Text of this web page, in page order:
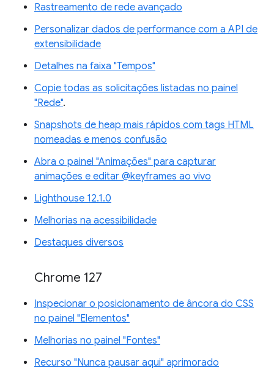
Rastreamento de rede avançado
Personalizar dados de performance com a API de
extensibilidade
Detalhes na faixa "Tempos"
Copie todas as solicitações listadas no painel
"Rede".
Snapshots de heap mais rápidos com tags HTML
nomeadas e menos confusão
Abra o painel "Animações" para capturar
animações e editar @keyframes ao vivo
Lighthouse 12.1.0
Melhorias na acessibilidade
Destaques diversos
Chrome 127
Inspecionar o posicionamento de âncora do CSS
no painel "Elementos"
Melhorias no painel "Fontes"
Recurso "Nunca pausar aqui" aprimorado